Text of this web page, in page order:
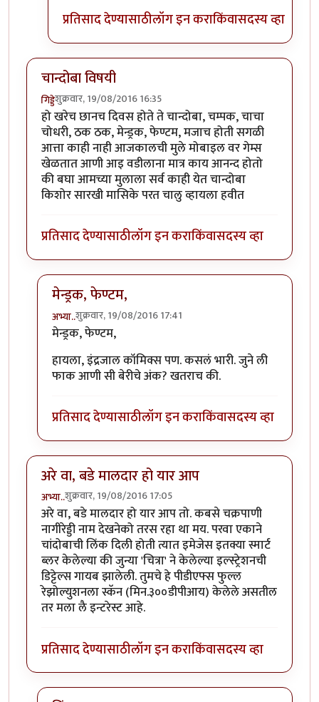
प्रतिसाद देण्यासाठीलॉग इन कराकिंवासदस्य व्हा
चान्दोबा विषयी
गिड्डेशुक्रवार, 19/08/2016 16:35
हो खरेच छानच दिवस होते ते चान्दोबा, चम्पक, चाचा
चोधरी, ठक ठक, मेन्ड्रक, फेण्टम, मजाच होती सगळी
आत्ता काही नाही आजकालची मुले मोबाइल वर गेम्स
खेळतात आणी आइ वडीलाना मात्र काय आनन्द होतो
की बघा आमच्या मुलाला सर्व काही येत चान्दोबा
किशोर सारखी मासिके परत चालु व्हायला हवीत
प्रतिसाद देण्यासाठीलॉग इन कराकिंवासदस्य व्हा
मेन्ड्रक, फेण्टम,
अभ्या..शुक्रवार, 19/08/2016 17:41
In reply toचान्दोबा विषयी
मेन्ड्रक, फेण्टम,
हायला, इंद्रजाल कॉमिक्स पण. कसलं भारी. जुने ली
फाक आणी सी बेरीचे अंक? खतराच की.
प्रतिसाद देण्यासाठीलॉग इन कराकिंवासदस्य व्हा
अरे वा, बडे मालदार हो यार आप
अभ्या..शुक्रवार, 19/08/2016 17:05
अरे वा, बडे मालदार हो यार आप तो. कबसे चक्रपाणी
नागीरेड्डी नाम देखनेको तरस रहा था मय. परवा एकाने
चांदोबाची लिंक दिली होती त्यात इमेजेस इतक्या स्मार्ट
ब्लर केलेल्या की जुन्या 'चित्रा' ने केलेल्या इल्स्ट्रेशनची
डिट्टेल्स गायब झालेली. तुमचे हे पीडीएफ्स फुल्ल
रेझोल्युशनला स्कॅन (मिन.३००डीपीआय) केलेले असतील
तर मला लै इन्टरेस्ट आहे.
प्रतिसाद देण्यासाठीलॉग इन कराकिंवासदस्य व्हा